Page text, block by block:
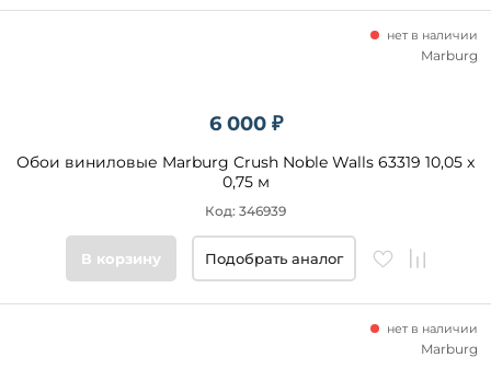
6 000 ₽
Обои виниловые Marburg Crush Noble Walls 63319 10,05 x
0,75 м
нет в наличии
Код: 346939
Marburg
В корзину Подобрать аналог
нет в наличии
Marburg